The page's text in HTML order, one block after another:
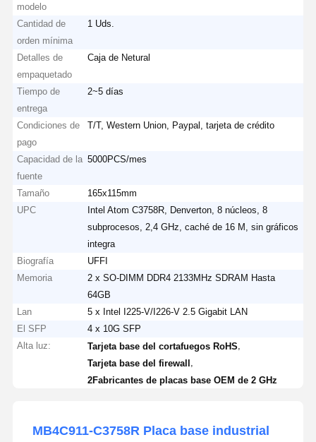
modelo
Cantidad de
orden mínima
1 Uds.
Detalles de
empaquetado
Caja de Netural
Tiempo de
entrega
2~5 días
Condiciones de
pago
T/T, Western Union, Paypal, tarjeta de crédito
Capacidad de la
fuente
5000PCS/mes
Tamaño
165x115mm
UPC
Intel Atom C3758R, Denverton, 8 núcleos, 8
subprocesos, 2,4 GHz, caché de 16 M, sin gráficos
integra
Biografía
UFFI
Memoria
2 x SO-DIMM DDR4 2133MHz SDRAM Hasta
64GB
Lan
5 x Intel I225-V/I226-V 2.5 Gigabit LAN
El SFP
4 x 10G SFP
Alta luz:
Tarjeta base del cortafuegos RoHS
Tarjeta base del firewall
2Fabricantes de placas base OEM de 2 GHz
MB4C911-C3758R Placa base industrial